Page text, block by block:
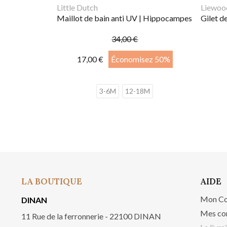
Little Dutch
Maillot de bain anti UV | Hippocampes
34,00 €
17,00 € Économisez 50%
3-6M 12-18M
Gilet
LA BOUTIQUE
DINAN
11 Rue de la ferronnerie - 22100 DINAN
AIDE
Mon
Mes